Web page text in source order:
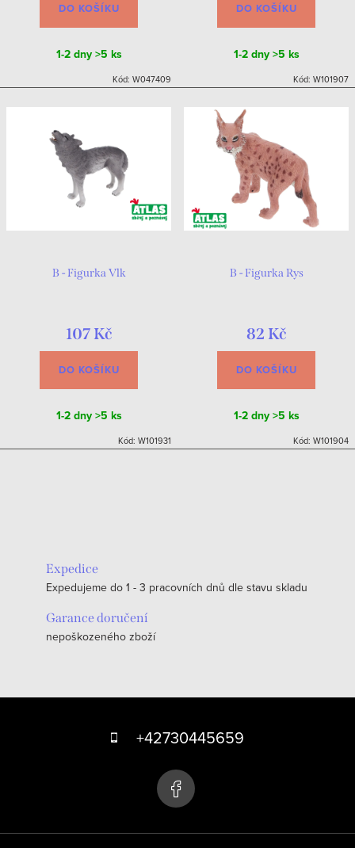
DO KOŠÍKU
1-2 dny >5 ks
Kód: W047409
DO KOŠÍKU
1-2 dny >5 ks
Kód: W101907
B - Figurka Vlk
107 Kč
DO KOŠÍKU
1-2 dny >5 ks
Kód: W101931
B - Figurka Rys
82 Kč
DO KOŠÍKU
1-2 dny >5 ks
Kód: W101904
Expedice
Expedujeme do 1 - 3 pracovních dnů dle stavu skladu
Garance doručení
nepoškozeného zboží
í
+42730445659